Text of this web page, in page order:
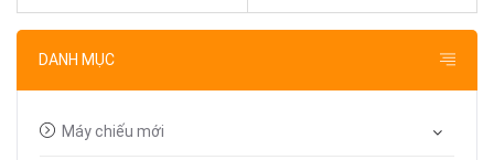
DANH MỤC
Máy chiếu mới